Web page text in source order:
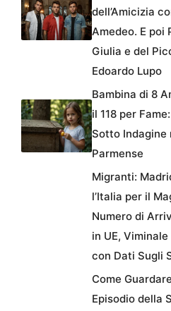
dell’Amicizia
Amedeo. E poi
Giulia e del
Edoardo Lupo
Bambina di 8
il 118 per
Sotto Indagine
Parmense
Migranti:
l’Italia per il
Numero di
in UE,
con Dati Sugli
Come
Episodio della